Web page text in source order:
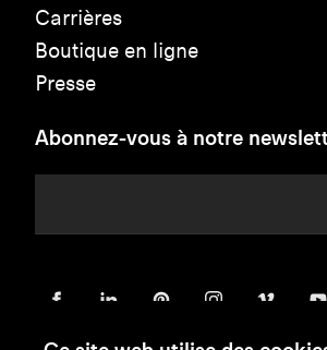
Carrières
Boutique en ligne
Presse
Abonnez-vous à notre